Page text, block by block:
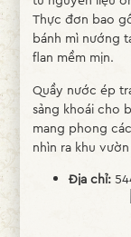
Thực đơn bao
bánh mì nướng
flan mềm mịn.
Quầy nước ép
sảng khoái cho
mang phong
nhìn ra khu
Địa chỉ: